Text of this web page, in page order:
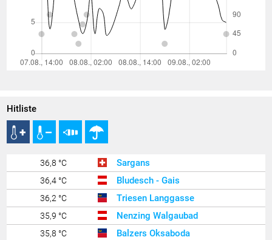
Hitliste
36,8 °C Sargans
36,4 °C Bludesch - Gais
36,2 °C Triesen Langgasse
35,9 °C Nenzing Walgaubad
35,8 °C Balzers Oksaboda